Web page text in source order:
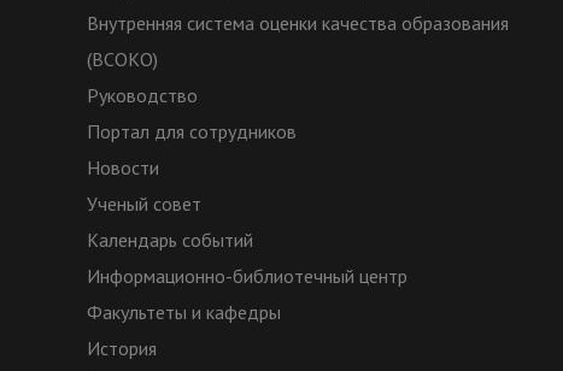
Внутренняя система оценки качества образования
(ВСОКО)
Руководство
Портал для сотрудников
Новости
Ученый совет
Календарь событий
Информационно-библиотечный центр
Факультеты и кафедры
История